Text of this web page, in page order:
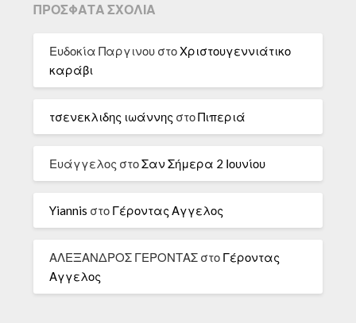
ΠΡΌΣΦΑΤΑ ΣΧΌΛΙΑ
Ευδοκία Παργινου στοΧριστουγεννιάτικο
καράβι
τσενεκλιδης ιωάννης στοΠιπεριά
Ευάγγελος στοΣαν Σήμερα 2 Ιουνίου
Yiannis στο Γέροντας Αγγελος
ΑΛΕΞΑΝΔΡΟΣ ΓΕΡΟΝΤΑΣ στο Γέροντας
Αγγελος